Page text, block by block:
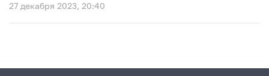
27 декабря 2023, 20:40